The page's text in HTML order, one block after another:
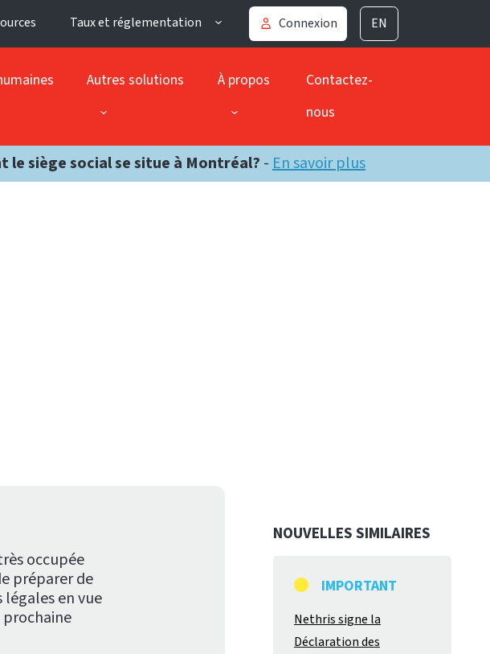
Taux et réglementation Connexion EN
Autres solutions À propos
Contactez-
nous
le siège social se situe à Montréal? -En savoir plus
occupée
préparer de
en vue
NOUVELLES SIMILAIRES
IMPORTANT
Nethris signe la
Déclaration des